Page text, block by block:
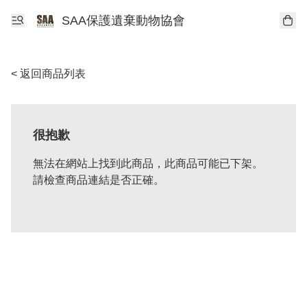
SAA保護遺棄動物協會
< 返回商品列表
很抱歉
無法在網站上找到此商品，此商品可能已下架。
請檢查商品連結是否正確。